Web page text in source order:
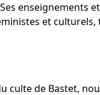
enseignements
et
culte de Bastet,